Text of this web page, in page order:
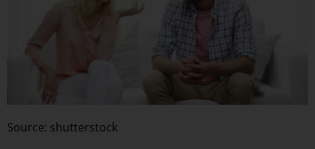
Source: shutterstock